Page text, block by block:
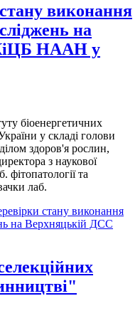
виконання
на
НААН у
біоенергетичних
у складі голови
здоров'я рослин,
з наукової
та
лаб.
стану виконання
на Верхняцькій ДСС